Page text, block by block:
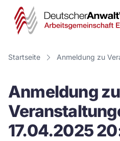
Startseite
Anmeldung zu
17.04.2025